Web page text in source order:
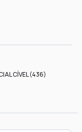
CÍVEL (436)